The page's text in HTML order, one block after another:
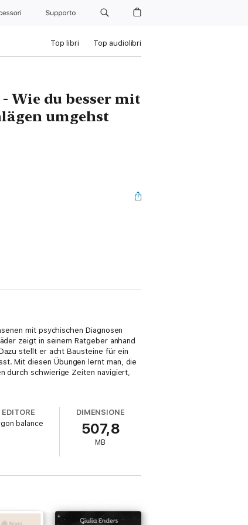
Supporto
Top libri Top audiolibri
Wie du besser mit
umgehst
mit psychischen Diagnosen
zeigt in seinem Ratgeber anhand
stellt er acht Bausteine für ein
Mit diesen Übungen lernt man, die
durch schwierige Zeiten navigiert,
EDITORE
balance
DIMENSIONE
507,8
MB